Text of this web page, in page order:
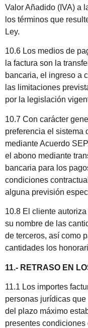
Valor Añadido (IVA) a
los términos que
Ley.
10.6 Los medios de
la factura son la
bancaria, el ingreso a
las limitaciones
por la legislación
10.7 Con carácter
preferencia el sistema
mediante Acuerdo
el abono mediante
bancaria para los
condiciones
alguna previsión
10.8 El cliente
su nombre de las
de terceros, así como
cantidades los
11.- RETRASO EN
11.1 Los importes
personas jurídicas
del plazo máximo
presentes